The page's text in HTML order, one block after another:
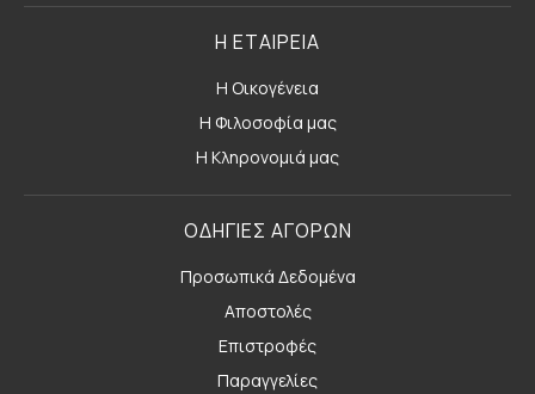
Η ΕΤΑΙΡΕΙΑ
Η Οικογένεια
Η Φιλοσοφία μας
Η Κληρονομιά μας
ΟΔΗΓΙΕΣ ΑΓΟΡΩΝ
Προσωπικά Δεδομένα
Αποστολές
Επιστροφές
Παραγγελίες